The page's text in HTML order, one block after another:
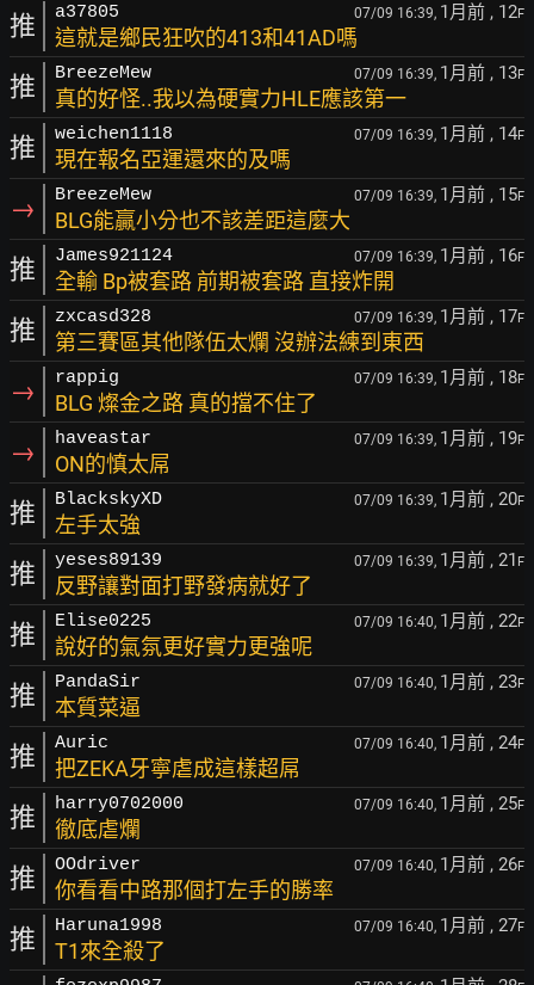
推 a37805 07/09 16:39, 1月前 , 12F
這就是鄉民狂吹的413和41AD嗎
推 BreezeMew 07/09 16:39, 1月前 , 13F
真的好怪..我以為硬實力HLE應該第一
推 weichen1118 07/09 16:39, 1月前 , 14F
現在報名亞運還來的及嗎
→ BreezeMew 07/09 16:39, 1月前 , 15F
BLG能贏小分也不該差距這麼大
推 James921124 07/09 16:39, 1月前 , 16F
全輸 Bp被套路 前期被套路 直接炸開
推 zxcasd328 07/09 16:39, 1月前 , 17F
第三賽區其他隊伍太爛 沒辦法練到東西
→ rappig 07/09 16:39, 1月前 , 18F
BLG 燦金之路 真的擋不住了
→ haveastar 07/09 16:39, 1月前 , 19F
ON的慎太屌
推 BlackskyXD 07/09 16:39, 1月前 , 20F
左手太強
推 yeses89139 07/09 16:39, 1月前 , 21 F
反野讓對面打野發病就好了
推 Elise0225 07/09 16:40, 1月前 , 22F
說好的氣氛更好實力更強呢
推 PandaSir 07/09 16:40, 1月前 , 23F
本質菜逼
推 Auric 07/09 16:40, 1月前 , 24F
把ZEKA牙寧虐成這樣超屌
推 harry0702000 07/09 16:40, 1月前 , 25F
徹底虐爛
推 OOdriver 07/09 16:40, 1月前 , 26F
你看看中路那個打左手的勝率
推 Haruna1998 07/09 16:40, 1月前 , 27F
T1來全殺了